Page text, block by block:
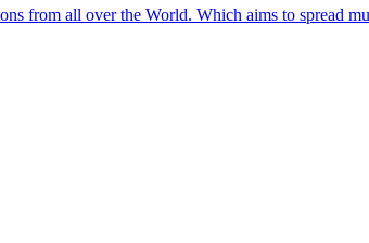
from all over the World. Which aims to spread